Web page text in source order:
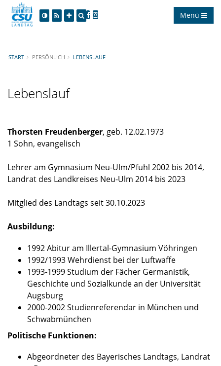
Menü
START PERSÖNLICH LEBENSLAUF
Lebenslauf
Thorsten Freudenberger, geb. 12.02.1973
1 Sohn, evangelisch
Lehrer am Gymnasium Neu-Ulm/Pfuhl 2002 bis 2014,
Landrat des Landkreises Neu-Ulm 2014 bis 2023
Mitglied des Landtags seit 30.10.2023
Ausbildung:
1992 Abitur am Illertal-Gymnasium Vöhringen
1992/1993 Wehrdienst bei der Luftwaffe
1993-1999 Studium der Fächer Germanistik,
Geschichte und Sozialkunde an der Universität
Augsburg
2000-2002 Studienreferendar in München und
Schwabmünchen
Politische Funktionen:
Abgeordneter des Bayerisches Landtags, Landrat